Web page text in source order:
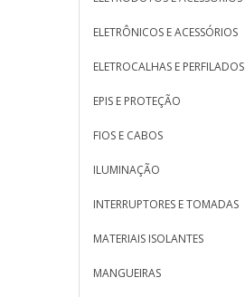
ELETRÔNICOS E ACESSÓRIOS
ELETROCALHAS E PERFILADOS
EPIS E PROTEÇÃO
FIOS E CABOS
ILUMINAÇÃO
INTERRUPTORES E TOMADAS
MATERIAIS ISOLANTES
MANGUEIRAS